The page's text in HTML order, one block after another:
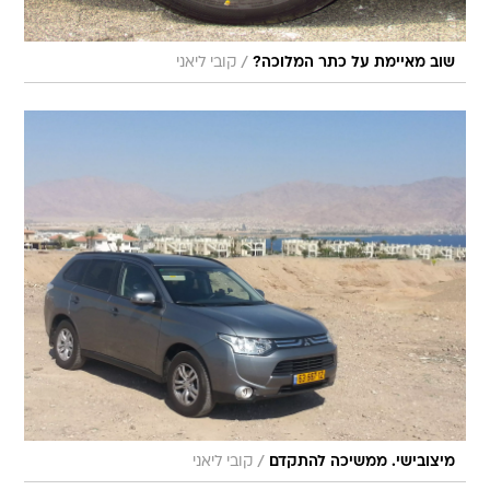
שוב מאיימת על כתר המלוכה? / קובי ליאני
מיצובישי. ממשיכה להתקדם / קובי ליאני